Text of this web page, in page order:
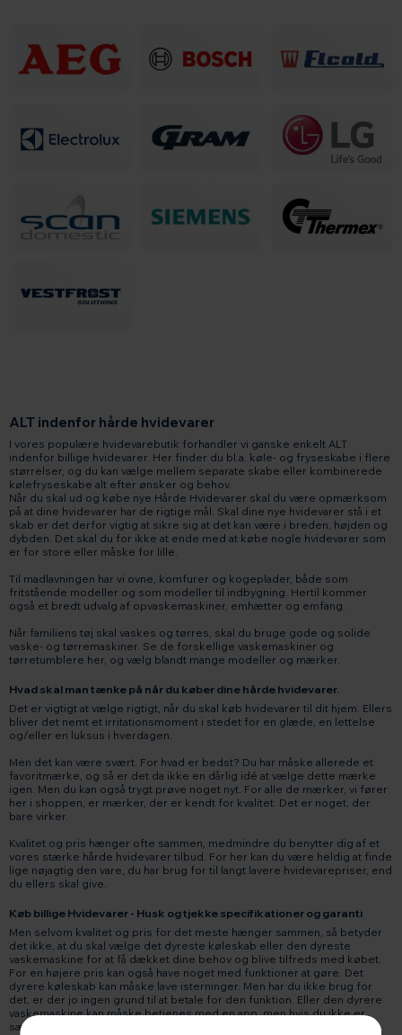
ALT indenfor hårde hvidevarer
I vores populære hvidevarebutik forhandler vi ganske enkelt ALT
indenfor billige hvidevarer. Her finder du bl.a. køle- og fryseskabe i flere
størrelser, og du kan vælge mellem separate skabe eller kombinerede
kølefryseskabe alt efter ønsker og behov.
Når du skal ud og købe nye Hårde Hvidevarer skal du være opmærksom
på at dine hvidevarer har de rigtige mål. Skal dine nye hvidevarer stå i et
skab er det derfor vigtig at sikre sig at det kan være i breden, højden og
dybden. Det skal du for ikke at ende med at købe nogle hvidevarer som
er for store eller måske for lille.
Til madlavningen har vi ovne, komfurer og kogeplader, både som
fritstående modeller og som modeller til indbygning. Hertil kommer
også et bredt udvalg af opvaskemaskiner, emhætter og emfang.
Når familiens tøj skal vaskes og tørres, skal du bruge gode og solide
vaske- og tørremaskiner. Se de forskellige vaskemaskiner og
tørretumblere her, og vælg blandt mange modeller og mærker.
Hvad skal man tænke på når du køber dine hårde hvidevarer.
Det er vigtigt at vælge rigtigt, når du skal køb hvidevarer til dit hjem. Ellers
bliver det nemt et irritationsmoment i stedet for en glæde, en lettelse
og/eller en luksus i hverdagen.
Men det kan være svært. For hvad er bedst? Du har måske allerede et
favoritmærke, og så er det da ikke en dårlig idé at vælge dette mærke
igen. Men du kan også trygt prøve noget nyt. For alle de mærker, vi fører
her i shoppen, er mærker, der er kendt for kvalitet. Det er noget, der
bare virker.
Kvalitet og pris hænger ofte sammen, medmindre du benytter dig af et
vores stærke hårde hvidevarer tilbud. For her kan du være heldig at finde
lige nøjagtig den vare, du har brug for til langt lavere hvidevarepriser, end
du ellers skal give.
Køb billige Hvidevarer - Husk og tjekke specifikationer og garanti
Men selvom kvalitet og pris for det meste hænger sammen, så betyder
det ikke, at du skal vælge det dyreste køleskab eller den dyreste
vaskemaskine for at få dækket dine behov og blive tilfreds med købet.
For en højere pris kan også have noget med funktioner at gøre. Det
dyrere køleskab kan måske lave isterninger. Men har du ikke brug for
det, er der jo ingen grund til at betale for den funktion. Eller den dyrere
vaskemaskine kan måske betjenes med en app, men hvis du ikke er
særlig teknologisk og hellere vil betjene din vaskemaskine manuelt, så